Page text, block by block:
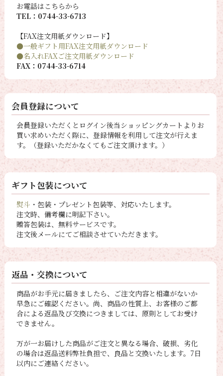
お電話はこちらから
TEL：0744-33-6713
【FAX注文用紙ダウンロード】
●一般ギフト用FAX注文用紙ダウンロード
●名入れFAXご注文用紙ダウンロード
FAX：0744-33-6714
会員登録について
会員登録いただくとログイン後当ショッピングカートよりお
買い求めいただく際に、登録情報を利用して注文が行えま
す。（登録いただかなくてもご注文頂けます。）
ギフト包装について
熨斗 ・包装・プレゼント包装等、対応いたします。
注文時、備考欄に明記下さい。
贈答包装は、無料サービスです。
注文後メールにてご相談させていただきます。
返品・交換について
商品がお手元に届きましたら、ご注文内容と相違がないか
早急にご確認ください。尚、商品の性質上、お客様のご都
合による返品及び交換につきましては、原則としてお受け
できません。
万が一お届けした商品がご注文と異なる場合、破損、劣化
の場合は返品送料弊社負担で、良品と交換いたします。7日
以内にご連絡ください。